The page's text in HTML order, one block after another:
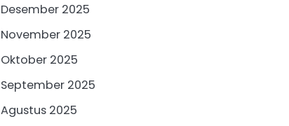
Desember 2025
November 2025
Oktober 2025
September 2025
Agustus 2025